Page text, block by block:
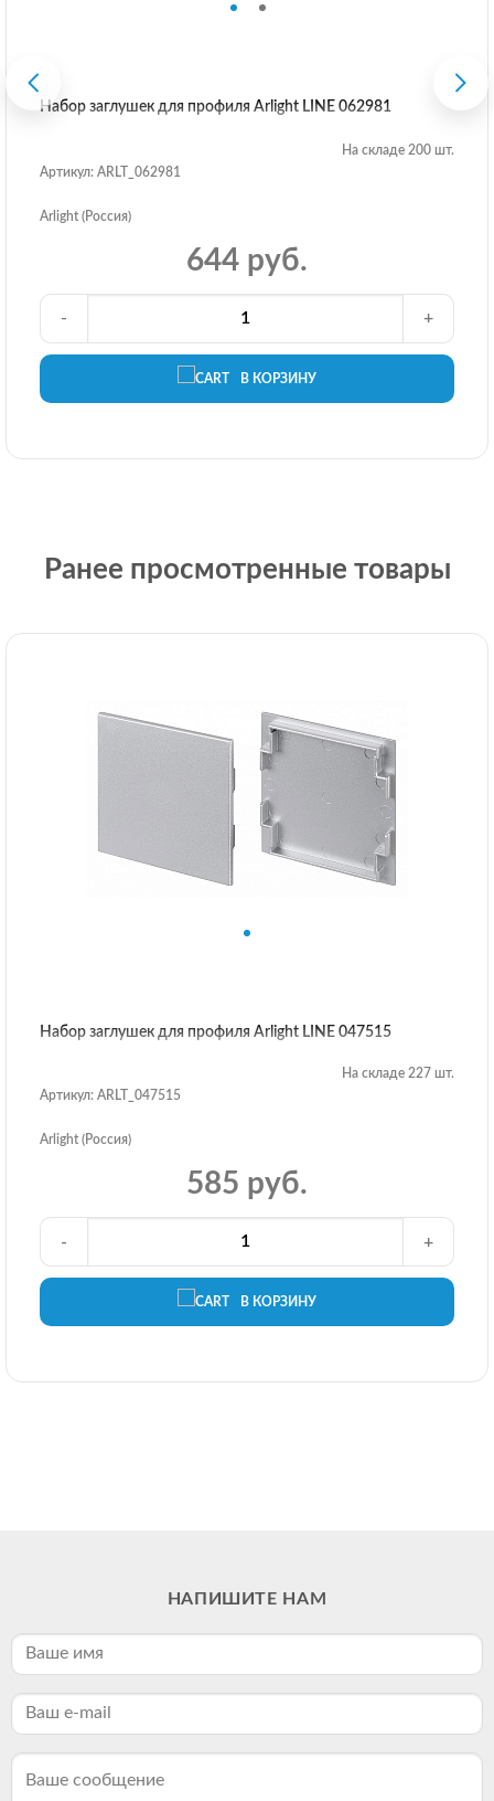
Набор заглушек для профиля Arlight LINE 062981
На складе 200 шт.
Артикул: ARLT_062981
Arlight (Россия)
644 руб.
В КОРЗИНУ
- +
Ранее просмотренные товары
Набор заглушек для профиля Arlight LINE 047515
На складе 227 шт.
Артикул: ARLT_047515
Arlight (Россия)
585 руб.
В КОРЗИНУ
- +
НАПИШИТЕ НАМ